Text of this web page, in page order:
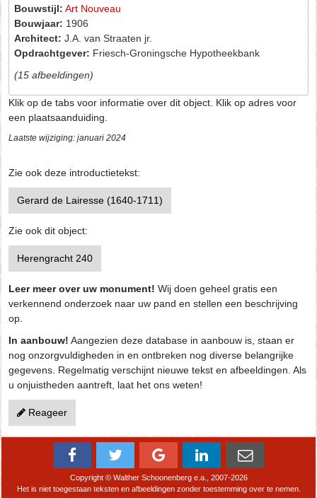
Bouwstijl: Art Nouveau
Bouwjaar: 1906
Architect: J.A. van Straaten jr.
Opdrachtgever: Friesch-Groningsche Hypotheekbank
(15 afbeeldingen)
Klik op de tabs voor informatie over dit object. Klik op adres voor
een plaatsaanduiding.
Laatste wijziging: januari 2024
Zie ook deze introductietekst:
Gerard de Lairesse (1640-1711)
Zie ook dit object:
Herengracht 240
Leer meer over uw monument! Wij doen geheel gratis een
verkennend onderzoek naar uw pand en stellen een beschrijving
op.
In aanbouw! Aangezien deze database in aanbouw is, staan er
nog onzorgvuldigheden in en ontbreken nog diverse belangrijke
gegevens. Regelmatig verschijnt nieuwe tekst en afbeeldingen. Als
u onjuistheden aantreft, laat het ons weten!
Reageer
Copyright © Walther Schoonenberg e.a., 2007-2026
Het is niet toegestaan teksten en afbeeldingen zonder toestemming over te nemen.